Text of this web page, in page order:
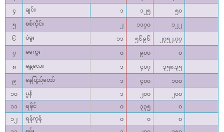
၄ ချင်း ၁ ၁၂၅ ၅၀
၅ စစ်ကိုင်း ၂ ၁၁၇၀ ၁၂၂
၆ ပဲခူး ၁၁ ၅၆၉၆ ၂၇၅၂.၇၇
၇ မကွေး ၀ ၉၀၀ ၀
၈ မန္တလေး ၁ ၄၀၇ ၃၅၈.၃၅
၉ နေပြည်တော် ၁ ၄၀၀ ၁၀၀
၁၀ မွန် ၁ ၂၀၀ ၂၀၀
၁၁ ရခိုင် ၀ ၃၃၅ ၀
၁၂ ရန်ကုန် ၀ ၀ ၀